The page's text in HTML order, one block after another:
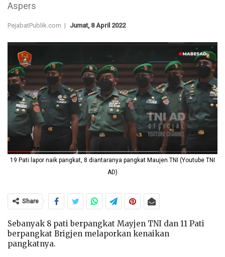
Aspers
PejabatPublik.com | Jumat, 8 April 2022
19 Pati lapor naik pangkat, 8 diantaranya pangkat Maujen TNI (Youtube TNI
AD)
Share
Sebanyak 8 pati berpangkat Mayjen TNI dan 11 Pati
berpangkat Brigjen melaporkan kenaikan
pangkatnya.